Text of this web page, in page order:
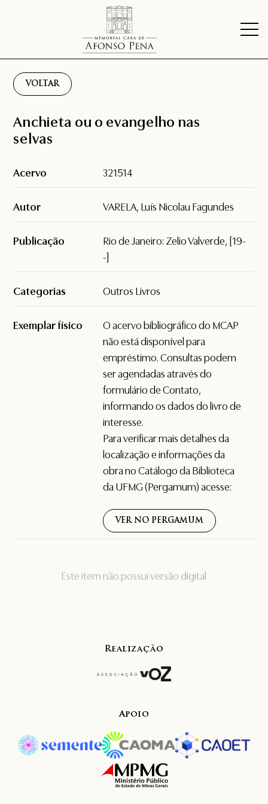
VOLTAR
Este item não possui versão digital
Anchieta ou o evangelho nas
selvas
Acervo 321514
Autor VARELA, Luís Nicolau Fagundes
Publicação
Rio de Janeiro: Zelio Valverde, [19-
-]
Categorias Outros Livros
Exemplar físico
O acervo bibliográfico do MCAP
não está disponível para
empréstimo. Consultas podem
ser agendadas através do
formulário deContato,
informando os dados do livro de
interesse.
Para verificar mais detalhes da
localização e informações da
obra no Catálogo da Biblioteca
da UFMG (Pergamum) acesse:
VER NO PERGAMUM
Realização
Apoio